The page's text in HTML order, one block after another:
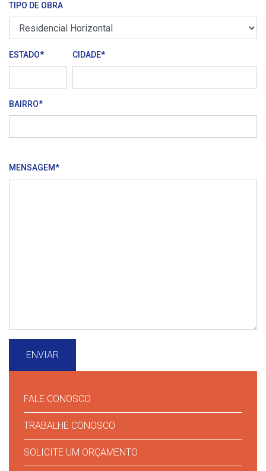
FALE CONOSCO
TRABALHE CONOSCO
SOLICITE UM ORÇAMENTO
TIPO DE OBRA
ESTADO* CIDADE*
BAIRRO*
MENSAGEM*